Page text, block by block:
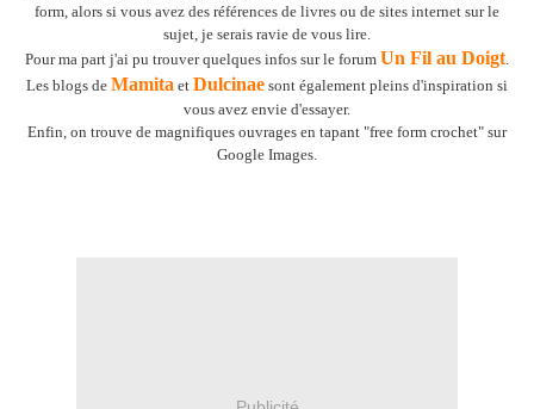
form, alors si vous avez des références de livres ou de sites internet sur le
sujet, je serais ravie de vous lire.
Pour ma part j'ai pu trouver quelques infos sur le forum Un Fil au Doigt.
Les blogs de Mamita et Dulcinae sont également pleins d'inspiration si
vous avez envie d'essayer.
Enfin, on trouve de magnifiques ouvrages en tapant "free form crochet" sur
Google Images.